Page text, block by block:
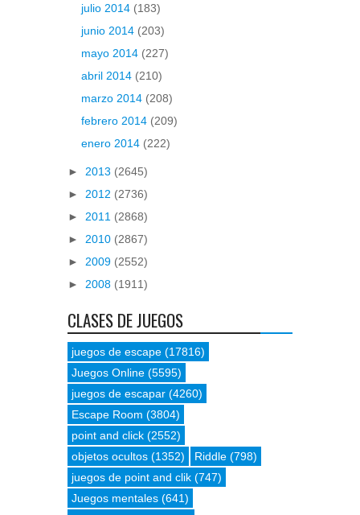
julio 2014 (183)
junio 2014 (203)
mayo 2014 (227)
abril 2014 (210)
marzo 2014 (208)
febrero 2014 (209)
enero 2014 (222)
► 2013 (2645)
► 2012 (2736)
► 2011 (2868)
► 2010 (2867)
► 2009 (2552)
► 2008 (1911)
CLASES DE JUEGOS
juegos de escape (17816)
Juegos Online (5595)
juegos de escapar (4260)
Escape Room (3804)
point and click (2552)
objetos ocultos (1352) Riddle (798)
juegos de point and clik (747)
Juegos mentales (641)